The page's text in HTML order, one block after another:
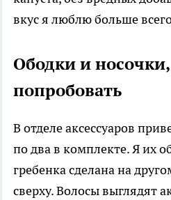
вкус я люблю больше
Ободки и
попробовать
В отделе аксессуаров
по два в комплекте. Я их
гребенка сделана на
сверху. Волосы выглядят